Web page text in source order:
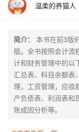
温柔的养猫人
简介：
本书在前3版
版。全书按照会计流
计和财务管理中的以
汇总表、科目余额表
理，工资管理，应收
产负债表、利润表和
账成因分析等。